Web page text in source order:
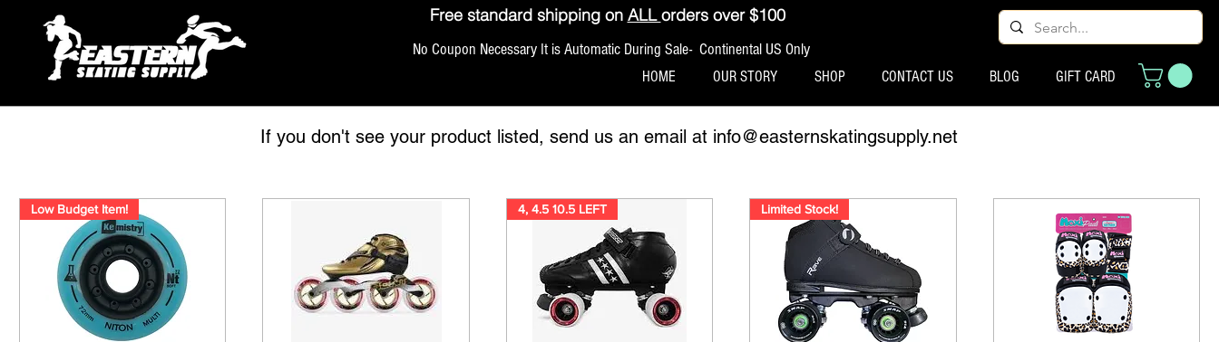
Free standard shipping on ALLorders over $100
No Coupon Necessary It is Automatic During Sale- Continental US Only
HOME OUR STORY SHOP CONTACT US BLOG GIFT CARD
If you don't see your product listed, send us an email at info@easternskatingsupply.net
Low Budget Item! 4, 4.5 10.5 LEFT Limited Stock!